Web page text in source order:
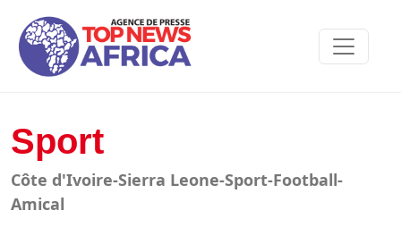
Sport
Côte d'Ivoire-Sierra Leone-Sport-Football-
Amical